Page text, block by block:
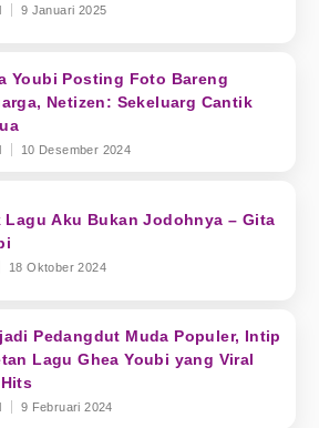
9 Januari 2025
Youbi Posting Foto Bareng
Netizen: Sekeluarg Cantik
10 Desember 2024
Lagu Aku Bukan Jodohnya – Gita
18 Oktober 2024
Pedangdut Muda Populer, Intip
Lagu Ghea Youbi yang Viral
9 Februari 2024